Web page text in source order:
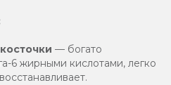
— богато
6 жирными кислотами, легко